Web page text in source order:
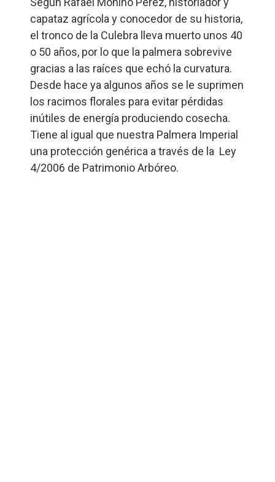
capataz agrícola y conocedor de su historia,
el tronco de la Culebra lleva muerto unos 40
o 50 años, por lo que la palmera sobrevive
gracias a las raíces que echó la curvatura.
Desde hace ya algunos años se le suprimen
los racimos florales para evitar pérdidas
inútiles de energía produciendo cosecha.
Tiene al igual que nuestra Palmera Imperial
una protección genérica a través de la Ley
4/2006 de Patrimonio Arbóreo.